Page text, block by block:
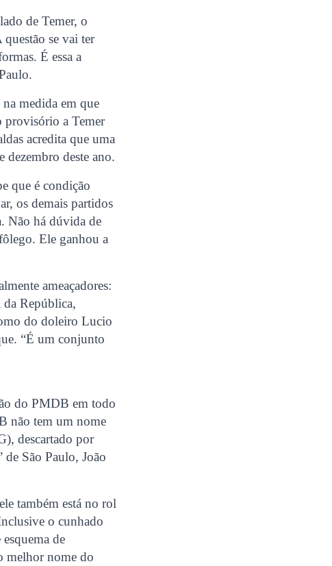
de Temer, o
se vai ter
É essa a
medida em que
provisório a Temer
acredita que uma
dezembro deste ano.
que é condição
os demais partidos
Não há dúvida de
Ele ganhou a
ameaçadores:
República,
do doleiro Lucio
“É um conjunto
do PMDB em todo
não tem um nome
descartado por
de São Paulo, João
também está no rol
o cunhado
de
melhor nome do